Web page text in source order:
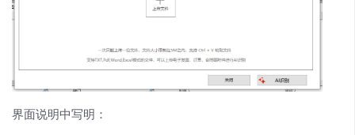
界面说明中写明：